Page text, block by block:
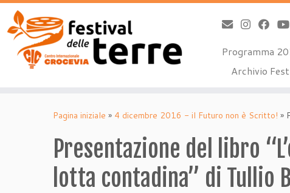
Programma
Archivio
Pagina iniziale » 4 dicembre 2016 - il Futuro non è Scritto! »
Presentazione del libro
lotta contadina” di Tullio